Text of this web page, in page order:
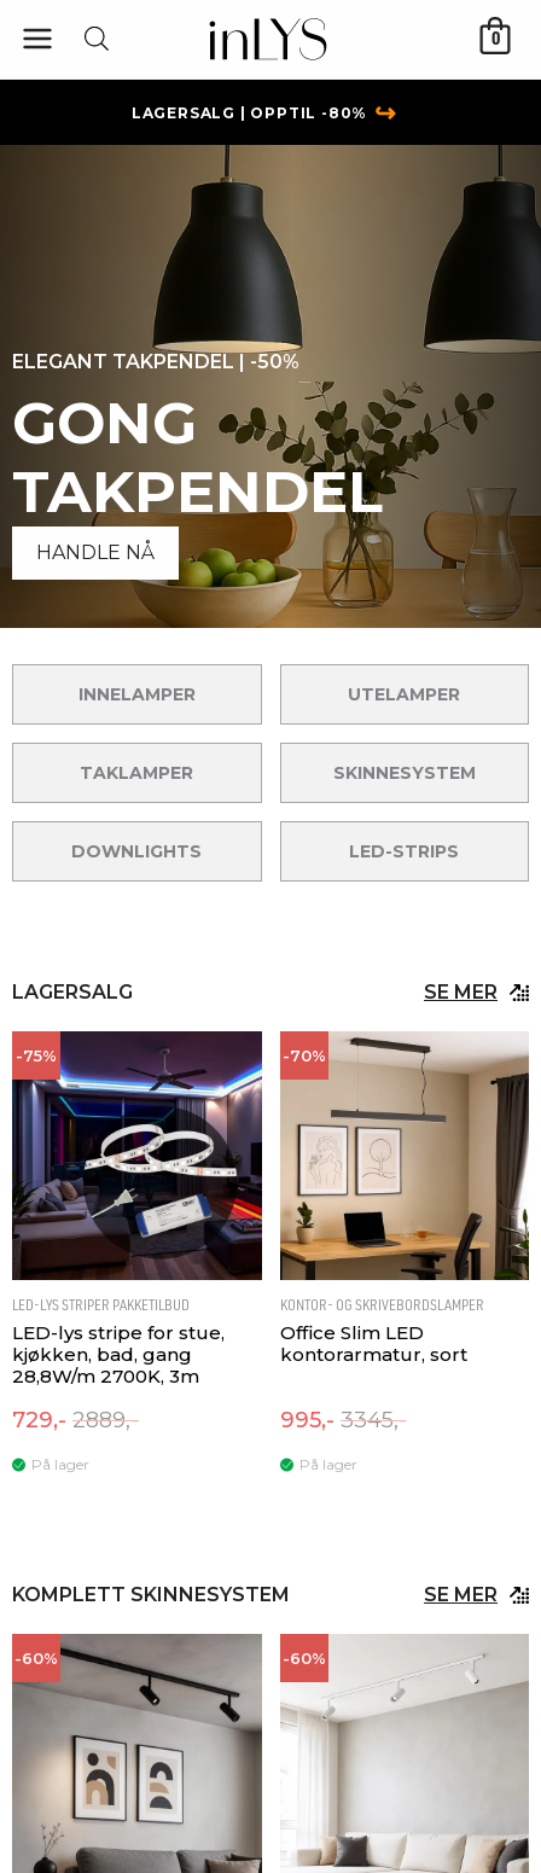
rett
0
LAGERSALG | OPPTIL -80% ↪
ELEGANT TAKPENDEL | -50%
GONG
TAKPENDEL
HANDLE NÅ
INNELAMPER UTELAMPER
TAKLAMPER SKINNESYSTEM
DOWNLIGHTS LED-STRIPS
LAGERSALG SE MER
-75%
LED-LYS STRIPER PAKKETILBUD
LED-lys stripe for stue,
kjøkken, bad, gang
28,8W/m 2700K, 3m
729,- 2889,-
På lager
-70%
KONTOR- OG SKRIVEBORDSLAMPER
Office Slim LED
kontorarmatur, sort
995,- 3345,-
På lager
KOMPLETT SKINNESYSTEM SE MER
-60% -60%